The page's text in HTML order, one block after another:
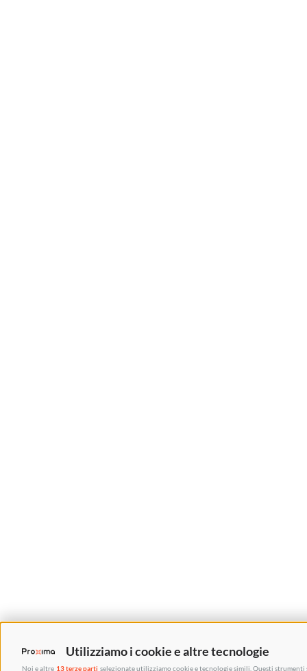
Utilizziamo i cookie e altre tecnologie
Noi e altre 13 terze parti selezionate utilizziamo cookie e tecnologie simili. Questi